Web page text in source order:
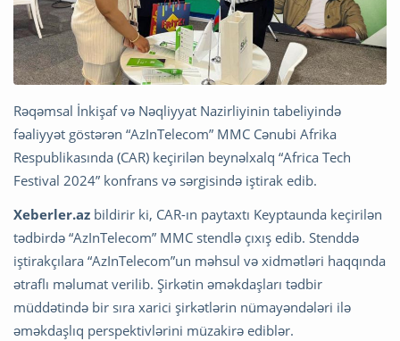
Rəqəmsal İnkişaf və Nəqliyyat Nazirliyinin tabeliyində
fəaliyyət göstərən “AzInTelecom” MMC Cənubi Afrika
Respublikasında (CAR) keçirilən beynəlxalq “Africa Tech
Festival 2024” konfrans və sərgisində iştirak edib.
Xeberler.az bildirir ki, CAR-ın paytaxtı Keyptaunda keçirilən
tədbirdə “AzInTelecom” MMC stendlə çıxış edib. Stenddə
iştirakçılara “AzInTelecom”un məhsul və xidmətləri haqqında
ətraflı məlumat verilib. Şirkətin əməkdaşları tədbir
müddətində bir sıra xarici şirkətlərin nümayəndələri ilə
əməkdaşlıq perspektivlərini müzakirə ediblər.